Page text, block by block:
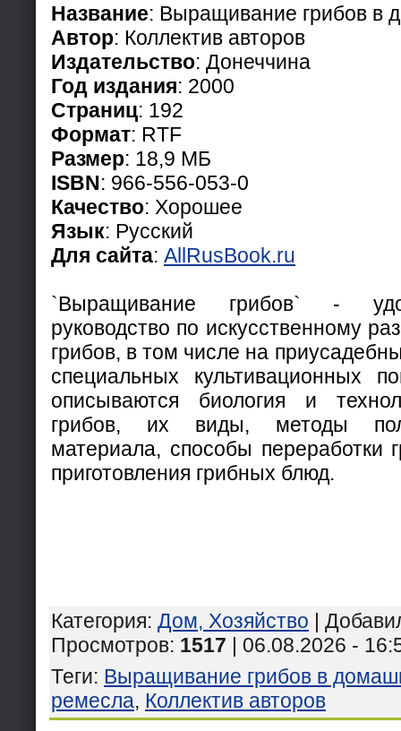
Название: Выращивание грибов в
Автор: Коллектив авторов
Издательство: Донеччина
Год издания: 2000
Страниц: 192
Формат: RTF
Размер: 18,9 МБ
ISBN: 966-556-053-0
Качество: Хорошее
Язык: Русский
Для сайта: AllRusBook.ru
`Выращивание грибов` -
руководство по искусственному
грибов, в том числе на
специальных культивационных
описываются биология и
грибов, их виды, методы
материала, способы переработки
приготовления грибных блюд.
Категория: Дом, Хозяйство |
Просмотров: 1517 | 06.08.2026 -
Теги: Выращивание грибов в
ремесла, Коллектив авторов